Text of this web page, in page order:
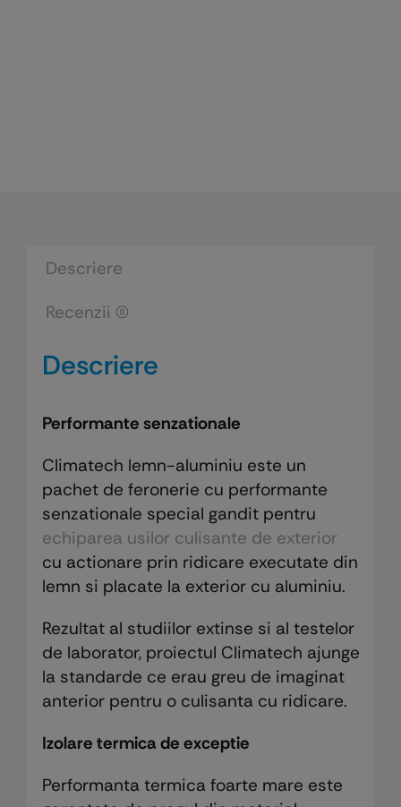
Descriere
Recenzii (0)
Descriere
Performante senzationale
Climatech lemn-aluminiu este un
pachet de feronerie cu performante
senzationale special gandit pentru
echiparea usilor culisante de exterior
cu actionare prin ridicare executate din
lemn si placate la exterior cu aluminiu.
Rezultat al studiilor extinse si al testelor
de laborator, proiectul Climatech ajunge
la standarde ce erau greu de imaginat
anterior pentru o culisanta cu ridicare.
Izolare termica de exceptie
Performanta termica foarte mare este